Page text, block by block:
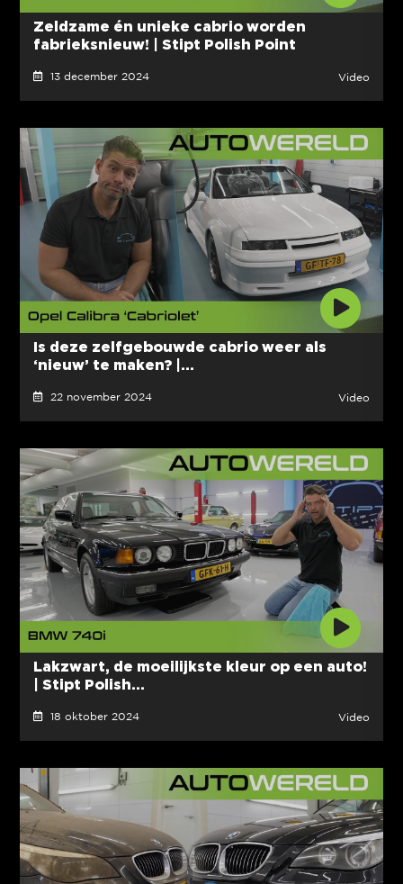
Zeldzame én unieke cabrio worden
fabrieksnieuw! | Stipt Polish Point
13 december 2024 Video
Is deze zelfgebouwde cabrio weer als
‘nieuw’ te maken? |...
22 november 2024 Video
Lakzwart, de moeilijkste kleur op een auto!
| Stipt Polish...
18 oktober 2024 Video